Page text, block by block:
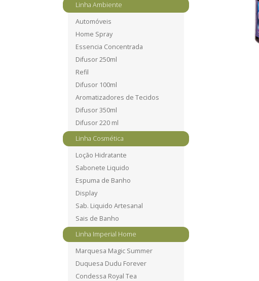
Linha Ambiente
Automóveis
Home Spray
Essencia Concentrada
Difusor 250ml
Refil
Difusor 100ml
Aromatizadores de Tecidos
Difusor 350ml
Difusor 220 ml
Linha Cosmética
Loção Hidratante
Sabonete Liquido
Espuma de Banho
Display
Sab. Liquido Artesanal
Sais de Banho
Linha Imperial Home
Marquesa Magic Summer
Duquesa Dudu Forever
Condessa Royal Tea